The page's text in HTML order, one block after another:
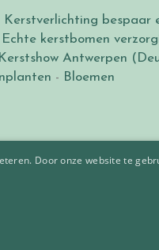
Kerstverlichting bespaar
Echte kerstbomen
Antwerpen
- Bloemen
Door onze website te